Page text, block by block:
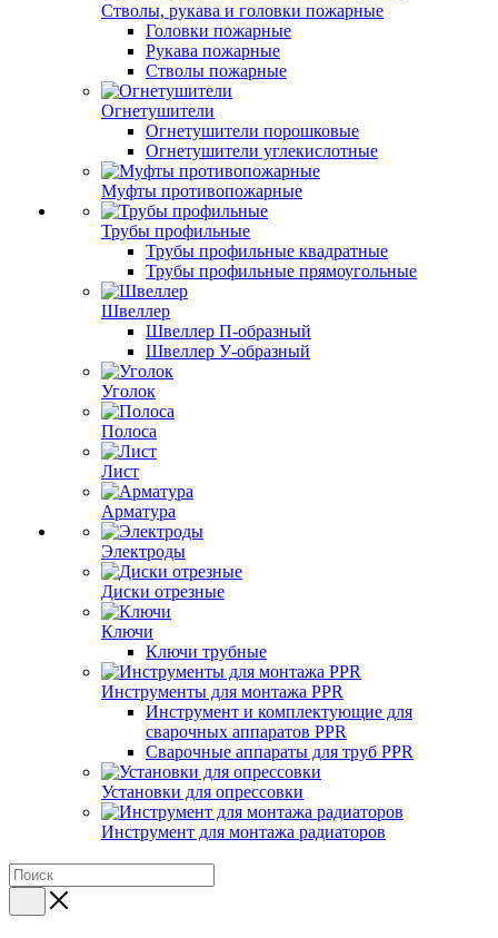
Стволы, рукава и головки пожарные
Головки пожарные
Рукава пожарные
Стволы пожарные
Огнетушители
Огнетушители порошковые
Огнетушители углекислотные
Муфты противопожарные
Трубы профильные
Трубы профильные квадратные
Трубы профильные прямоугольные
Швеллер
Швеллер П-образный
Швеллер У-образный
Уголок
Полоса
Лист
Арматура
Электроды
Диски отрезные
Ключи
Ключи трубные
Инструменты для монтажа PPR
Инструмент и комплектующие для
сварочных аппаратов PPR
Сварочные аппараты для труб PPR
Установки для опрессовки
Инструмент для монтажа радиаторов